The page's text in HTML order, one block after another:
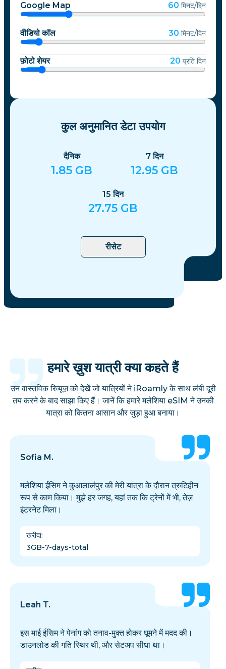
Google Map 60 मिनट/दिन
वीडियो कॉल 30 मिनट/दिन
फ़ोटो शेयर 20 प्रति दिन
कुल अनुमानित डेटा उपयोग
दैनिक
1.85 GB
7दिन
12.95 GB
15दिन
27.75 GB
रीसेट
हमारे ख़ुश यात्री क्या कहते हैं
उन वास्तविक रिव्यूज़ को देखें जो यात्रियों ने iRoamly के साथ लंबी दूरी
तय करने के बाद साझा किए हैं। जानें कि हमारे मलेशिया eSIM ने उनकी
यात्रा को कितना आसान और जुड़ा हुआ बनाया।
Sofia M.
मलेशिया ईसिम ने कुआलालंपुर की मेरी यात्रा के दौरान त्रुटिहीन
रूप से काम किया। मुझे हर जगह, यहां तक कि ट्रेनों में भी, तेज़
इंटरनेट मिला।
खरीदा:
3GB-7-days-total
Leah T.
इस माई ईसिम ने पेनांग को तनाव-मुक्त होकर घूमने में मदद की।
डाउनलोड की गति स्थिर थी, और सेटअप सीधा था।